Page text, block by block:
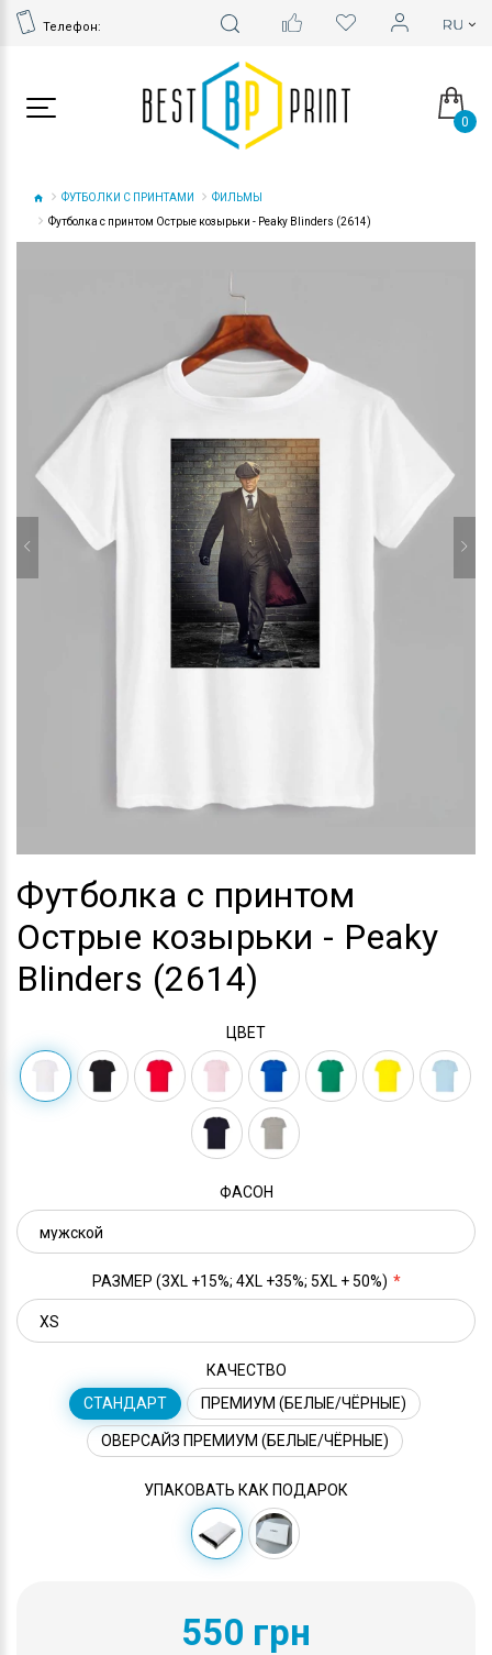
Телефон:
0
ФУТБОЛКИ С ПРИНТАМИ
ФИЛЬМЫ
Футболка с принтом Острые козырьки - Peaky Blinders (2614)
Футболка с принтом
Острые козырьки - Peaky
Blinders (2614)
ЦВЕТ
ФАСОН
РАЗМЕР (3XL +15%; 4XL +35%; 5XL + 50%)
КАЧЕСТВО
СТАНДАРТ
ПРЕМИУМ (БЕЛЫЕ/ЧЁРНЫЕ)
ОВЕРСАЙЗ ПРЕМИУМ (БЕЛЫЕ/ЧЁРНЫЕ)
УПАКОВАТЬ КАК ПОДАРОК
550 грн